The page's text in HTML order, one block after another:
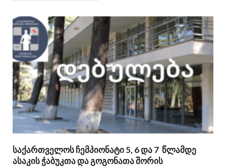
საქართველოს ჩემპიონატი 5, 6 და 7 წლამდე
ასაკის ჭაბუკთა და გოგონათა შორის